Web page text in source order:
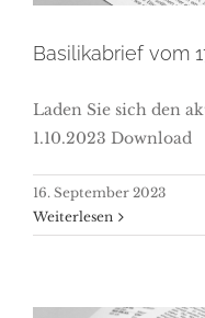
Basilikabrief vom
Laden Sie sich den
1.10.2023 Download
16. September 2023
Weiterlesen